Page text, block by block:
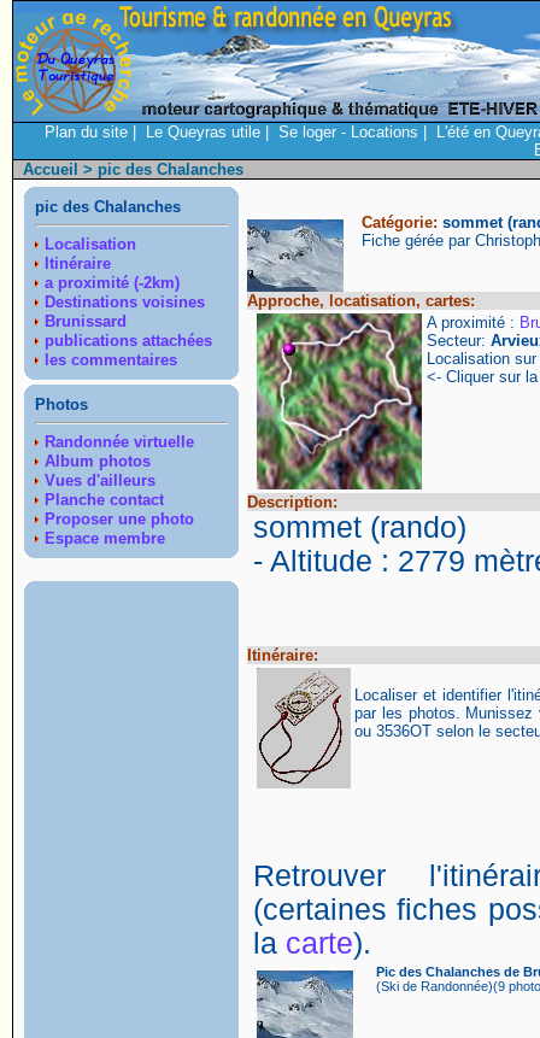
Plan du site Le Queyras utile Se loger - Locations
L'été en
Accueil > pic des Chalanches
pic des Chalanches
Localisation
Itinéraire
a proximité (-2km)
Destinations voisines
Brunissard
publications attachées
les commentaires
Photos
Randonnée virtuelle
Album photos
Vues d'ailleurs
Planche contact
Proposer une photo
Espace membre
Catégorie: sommet
Fiche gérée par
Approche, locatisation, cartes:
A proximité :
Secteur:
Localisation sur
<- Cliquer sur
Description:
sommet (rando)
- Altitude : 2779
Itinéraire:
Localiser et identifier
par les photos.
ou 3536OT selon le
Retrouver
(certaines fiches
la carte).
Pic des Chalanches de
(Ski de Randonnée)(9